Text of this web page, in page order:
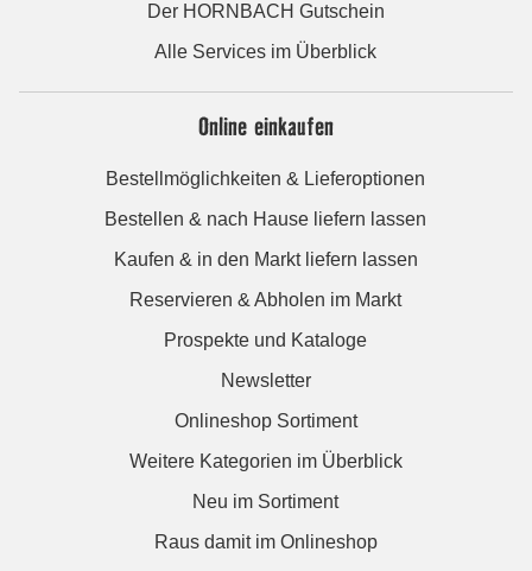
Der HORNBACH Gutschein
Alle Services im Überblick
Online einkaufen
Bestellmöglichkeiten & Lieferoptionen
Bestellen & nach Hause liefern lassen
Kaufen & in den Markt liefern lassen
Reservieren & Abholen im Markt
Prospekte und Kataloge
Newsletter
Onlineshop Sortiment
Weitere Kategorien im Überblick
Neu im Sortiment
Raus damit im Onlineshop